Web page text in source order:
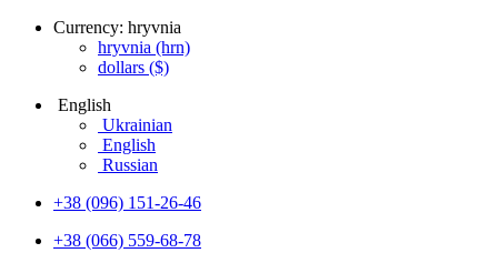
Currency: hryvnia
hryvnia (hrn)
dollars ($)
English
Ukrainian
English
Russian
+38 (096) 151-26-46
+38 (066) 559-68-78